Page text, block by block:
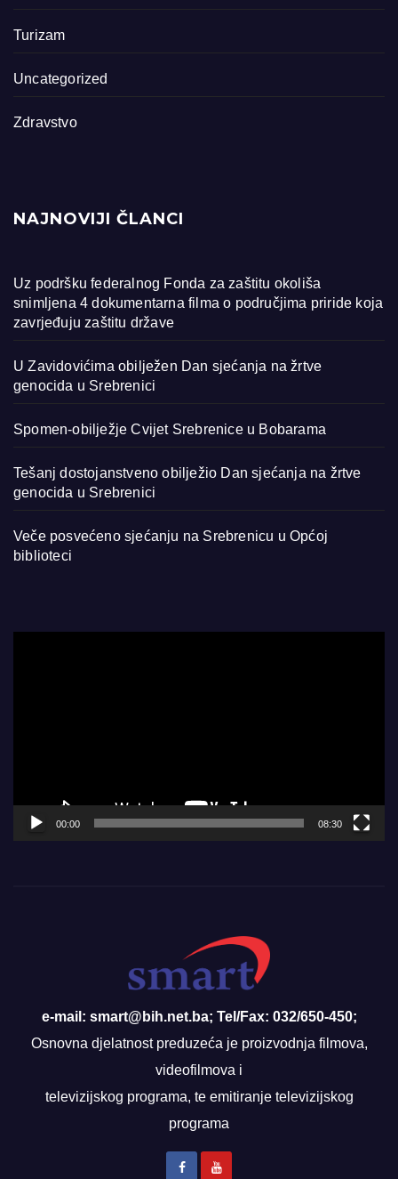
Turizam
Uncategorized
Zdravstvo
NAJNOVIJI ČLANCI
Uz podršku federalnog Fonda za zaštitu okoliša
snimljena 4 dokumentarna filma o područjima priride koja
zavrjeđuju zaštitu države
U Zavidovićima obilježen Dan sjećanja na žrtve
genocida u Srebrenici
Spomen-obilježje Cvijet Srebrenice u Bobarama
Tešanj dostojanstveno obilježio Dan sjećanja na žrtve
genocida u Srebrenici
Veče posvećeno sjećanju na Srebrenicu u Općoj
biblioteci
00:00 08:30
e-mail: smart@bih.net.ba; Tel/Fax: 032/650-450;
Osnovna djelatnost preduzeća je proizvodnja filmova,
videofilmova i
televizijskog programa, te emitiranje televizijskog
programa